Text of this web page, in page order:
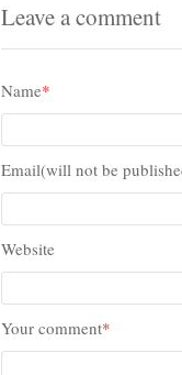
Leave a comment
Name*
Email(will not be
Website
Your comment*